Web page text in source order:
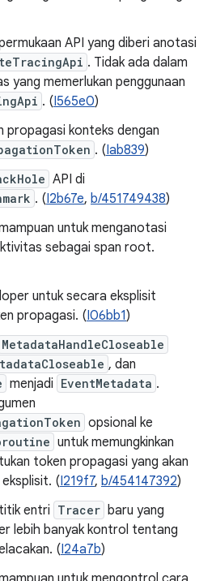
API yang diberi anotasi
. Tidak ada dalam
yang memerlukan penggunaan
. (I565e0)
propagasi konteks dengan
. (Iab839)
API di
. (I2b67e, b/451749438)
untuk menganotasi
sebagai span root.
untuk secara eksplisit
propagasi. (I06bb1)
MetadataHandleCloseable
, dan
menjadi EventMetadata .
opsional ke
untuk memungkinkan
token propagasi yang akan
(I219f7, b/454147392)
entri Tracer baru yang
lebih banyak kontrol tentang
(I24a7b)